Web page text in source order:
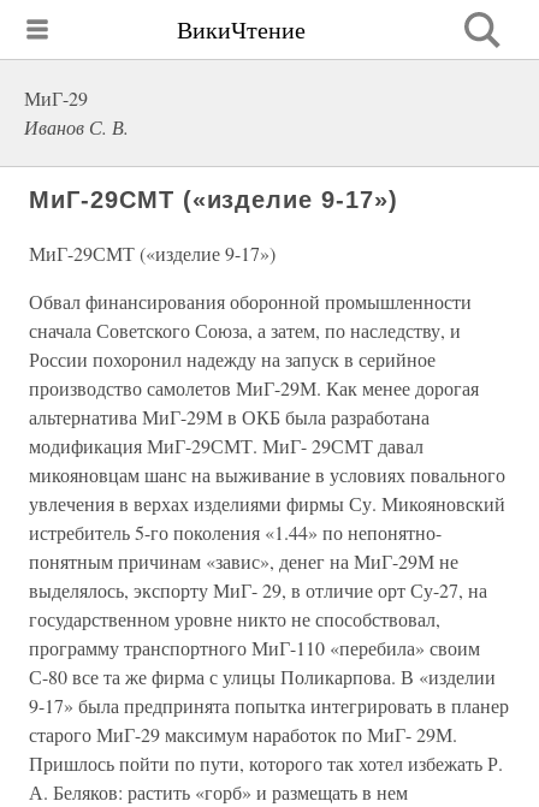
ВикиЧтение
МиГ-29
Иванов С. В.
МиГ-29СМТ («изделие 9-17»)
МиГ-29СМТ («изделие 9-17»)
Обвал финансирования оборонной промышленности
сначала Советского Союза, а затем, по наследству, и
России похоронил надежду на запуск в серийное
производство самолетов МиГ-29М. Как менее дорогая
альтернатива МиГ-29М в ОКБ была разработана
модификация МиГ-29СМТ. МиГ- 29СМТ давал
микояновцам шанс на выживание в условиях повального
увлечения в верхах изделиями фирмы Су. Микояновский
истребитель 5-го поколения «1.44» по непонятно-
понятным причинам «завис», денег на МиГ-29М не
выделялось, экспорту МиГ- 29, в отличие орт Су-27, на
государственном уровне никто не способствовал,
программу транспортного МиГ-110 «перебила» своим
С-80 все та же фирма с улицы Поликарпова. В «изделии
9-17» была предпринята попытка интегрировать в планер
старого МиГ-29 максимум наработок по МиГ- 29М.
Пришлось пойти по пути, которого так хотел избежать Р.
А. Беляков: растить «горб» и размещать в нем